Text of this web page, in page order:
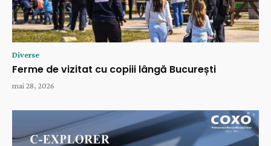
Diverse
Ferme de vizitat cu copiii lângă București
mai 28, 2026